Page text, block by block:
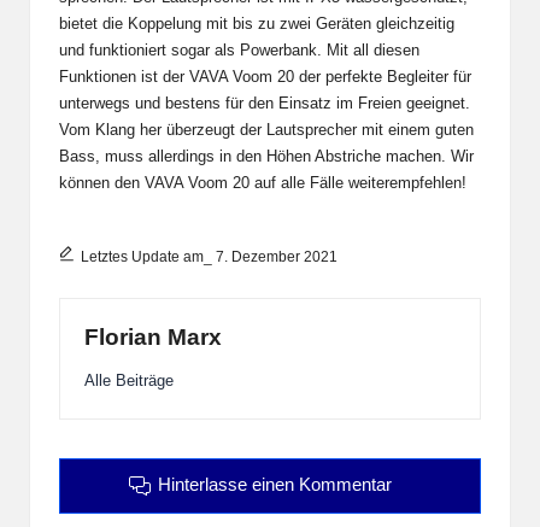
bietet die Koppelung mit bis zu zwei Geräten gleichzeitig
und funktioniert sogar als Powerbank. Mit all diesen
Funktionen ist der VAVA Voom 20 der perfekte Begleiter für
unterwegs und bestens für den Einsatz im Freien geeignet.
Vom Klang her überzeugt der Lautsprecher mit einem guten
Bass, muss allerdings in den Höhen Abstriche machen. Wir
können den VAVA Voom 20 auf alle Fälle weiterempfehlen!
Letztes Update am_ 7. Dezember 2021
Florian Marx
Alle Beiträge
Hinterlasse einen Kommentar